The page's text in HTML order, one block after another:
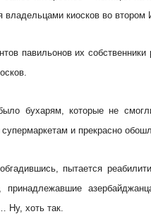
владельцами киосков во втором
павильонов их
бухарям, которые не
и прекрасно
пытается
принадлежавшие
Ну, хоть так.